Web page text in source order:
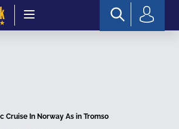
Cruise In Norway As in Tromso